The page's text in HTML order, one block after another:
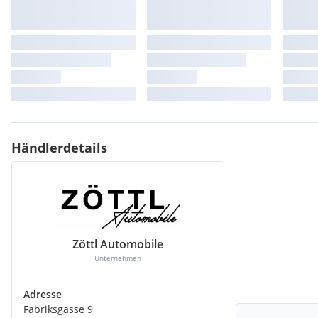
Sicherheitsgurtstraffer vorne und hinten (2),
Warnton/-leuchte "Bitte anschnallen"
Getränkehalter (2) in Mittelkonsole
Make-up Spiegel Beifahrer
Raucherpaket (Aschenbecher + Zigarettenanzünder)
Händlerdetails
Zöttl Automobile
Unternehmen
Adresse
Fabriksgasse 9